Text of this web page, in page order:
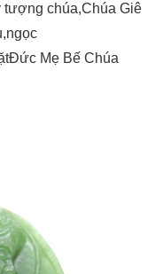
tượng chúa,Chúa Giê
Mẹ Bế Chúa